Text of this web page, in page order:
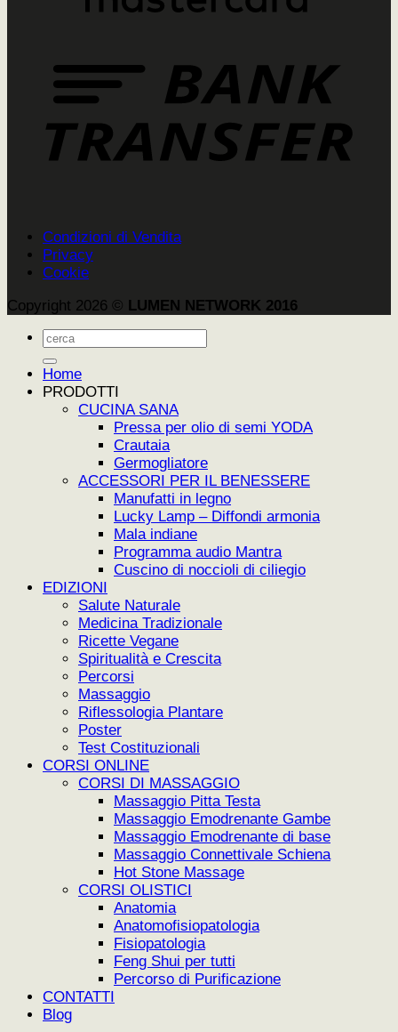
Condizioni di Vendita
Privacy
Cookie
Copyright 2026 © LUMEN NETWORK 2016
Cerca:
Home
PRODOTTI
CUCINA SANA
Pressa per olio di semi YODA
Crautaia
Germogliatore
ACCESSORI PER IL BENESSERE
Manufatti in legno
Lucky Lamp – Diffondi armonia
Mala indiane
Programma audio Mantra
Cuscino di noccioli di ciliegio
EDIZIONI
Salute Naturale
Medicina Tradizionale
Ricette Vegane
Spiritualità e Crescita
Percorsi
Massaggio
Riflessologia Plantare
Poster
Test Costituzionali
CORSI ONLINE
CORSI DI MASSAGGIO
Massaggio Pitta Testa
Massaggio Emodrenante Gambe
Massaggio Emodrenante di base
Massaggio Connettivale Schiena
Hot Stone Massage
CORSI OLISTICI
Anatomia
Anatomofisiopatologia
Fisiopatologia
Feng Shui per tutti
Percorso di Purificazione
CONTATTI
Blog